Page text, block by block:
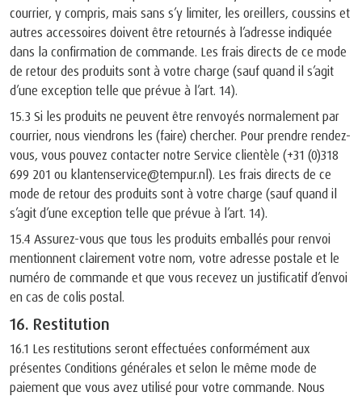
courrier, y compris, mais sans s’y limiter, les oreillers, coussins et
autres accessoires doivent être retournés à l’adresse indiquée
dans la confirmation de commande. Les frais directs de ce mode
de retour des produits sont à votre charge (sauf quand il s’agit
d’une exception telle que prévue à l’art. 14).
15.3 Si les produits ne peuvent être renvoyés normalement par
courrier, nous viendrons les (faire) chercher. Pour prendre rendez-
vous, vous pouvez contacter notre Service clientèle (+31 (0)318
699 201 ou klantenservice@tempur.nl). Les frais directs de ce
mode de retour des produits sont à votre charge (sauf quand il
s’agit d’une exception telle que prévue à l’art. 14).
15.4 Assurez-vous que tous les produits emballés pour renvoi
mentionnent clairement votre nom, votre adresse postale et le
numéro de commande et que vous recevez un justificatif d’envoi
en cas de colis postal.
16. Restitution
16.1 Les restitutions seront effectuées conformément aux
présentes Conditions générales et selon le même mode de
paiement que vous avez utilisé pour votre commande. Nous